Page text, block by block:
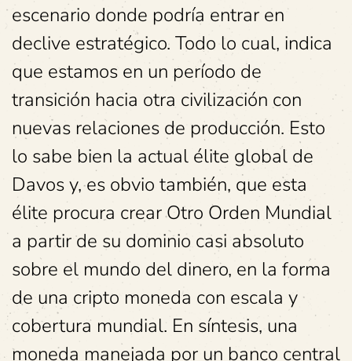
escenario donde podría entrar en
declive estratégico. Todo lo cual, indica
que estamos en un período de
transición hacia otra civilización con
nuevas relaciones de producción. Esto
lo sabe bien la actual élite global de
Davos y, es obvio también, que esta
élite procura crear Otro Orden Mundial
a partir de su dominio casi absoluto
sobre el mundo del dinero, en la forma
de una cripto moneda con escala y
cobertura mundial. En síntesis, una
moneda manejada por un banco central